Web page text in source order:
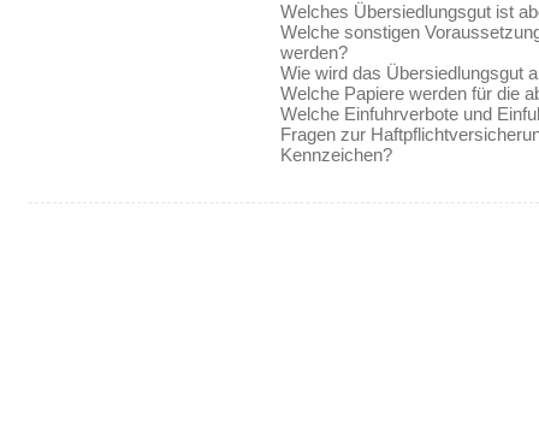
Welches Übersiedlungsgut ist
Welche sonstigen
werden?
Wie wird das Übersiedlungsgut
Welche Papiere werden für die
Welche Einfuhrverbote und
Fragen zur
Kennzeichen?